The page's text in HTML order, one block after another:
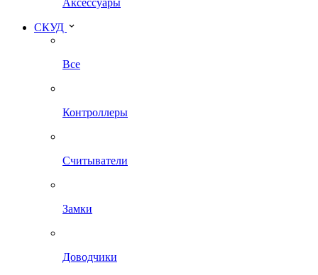
Аксессуары
СКУД
Все
Контроллеры
Считыватели
Замки
Доводчики